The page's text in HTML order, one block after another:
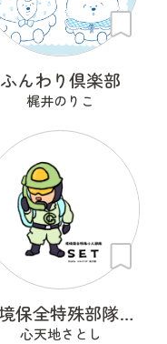
ふんわり倶楽部
梶井のりこ
環境保全特殊部隊SET
心天地さとし